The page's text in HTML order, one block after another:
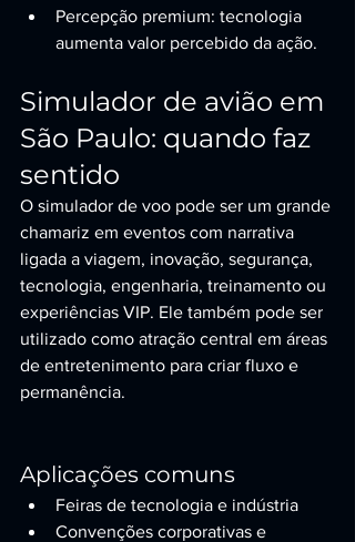
Percepção premium: tecnologia
aumenta valor percebido da ação.
Simulador de avião em
São Paulo: quando faz
sentido
O simulador de voo pode ser um grande
chamariz em eventos com narrativa
ligada a viagem, inovação, segurança,
tecnologia, engenharia, treinamento ou
experiências VIP. Ele também pode ser
utilizado como atração central em áreas
de entretenimento para criar fluxo e
permanência.
Aplicações comuns
Feiras de tecnologia e indústria
Convenções corporativas e